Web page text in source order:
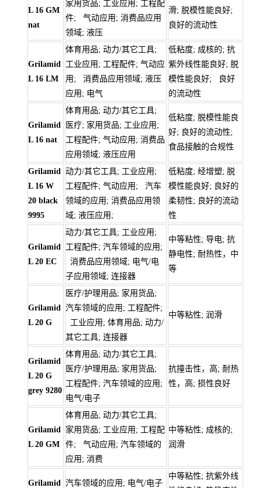
L 16 GM
nat
家用货品; 工业应用; 工程配
件; 气动应用; 消费品应用
领域; 液压
滑; 脱模性能良好;
良好的流动性
Grilamid
L 16 LM
体育用品; 动力/其它工具;
工业应用; 工程配件; 气动应
用; 消费品应用领域; 液压
应用; 电气
低粘度; 成核的; 抗
紫外线性能良好; 脱
模性能良好; 良好
的流动性
Grilamid
L 16 nat
体育用品; 动力/其它工具;
医疗; 家用货品; 工业应用;
工程配件; 气动应用; 消费品
应用领域; 液压应用
低粘度; 脱模性能良
好; 良好的流动性;
食品接触的合规性
Grilamid
L 16 W
20 black
9995
动力/其它工具; 工业应用;
工程配件; 气动应用; 汽车
领域的应用; 消费品应用领
域; 液压应用;
低粘度; 经增塑; 脱
模性能良好; 良好的
柔韧性; 良好的流动
性
Grilamid
L 20 EC
动力/其它工具; 工业应用;
工程配件; 汽车领域的应用;
消费品应用领域; 电气/电
子应用领域; 连接器
中等粘性; 导电; 抗
静电性; 耐热性，中
等
Grilamid
L 20 G
医疗/护理用品; 家用货品;
汽车领域的应用; 工程配件;
工业应用; 体育用品; 动力/
其它工具; 连接器
中等粘性; 润滑
Grilamid
L 20 G
grey 9280
体育用品; 动力/其它工具;
医疗/护理用品; 家用货品;
工程配件; 汽车领域的应用;
电气/电子
抗撞击性，高; 耐热
性，高; 损性良好
Grilamid
L 20 GM
体育用品; 动力/其它工具;
家用货品; 工业应用; 工程配
件; 气动应用; 汽车领域的
应用; 消费
中等粘性; 成核的;
润滑
Grilamid 汽车领域的应用; 电气/电子
中等粘性; 抗紫外线